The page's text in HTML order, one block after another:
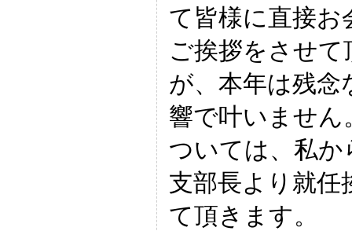
て皆様に直接お
ご挨拶をさせ
が、本年は残念
響で叶いません
ついては、私か
支部長より就任
て頂きます。